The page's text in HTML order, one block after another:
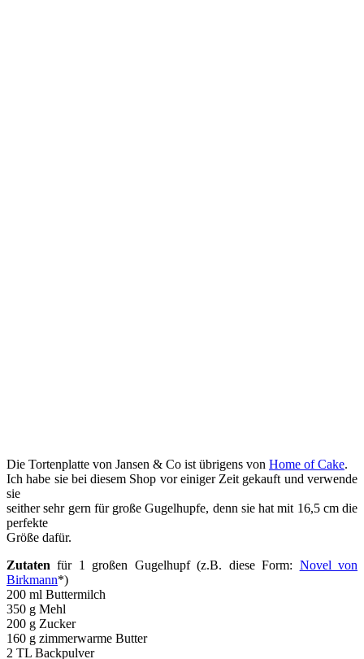
Die Tortenplatte von Jansen & Co ist übrigens von Home of Cake.
Ich habe sie bei diesem Shop vor einiger Zeit gekauft und verwende
sie
seither sehr gern für große Gugelhupfe, denn sie hat mit 16,5 cm die
perfekte
Größe dafür.
Zutatenfür 1 großen Gugelhupf (z.B. diese Form: Novel von
Birkmann*)
200 ml Buttermilch
350 g Mehl
200 g Zucker
160 g zimmerwarme Butter
2 TL Backpulver